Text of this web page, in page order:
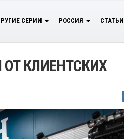
СЕРИИ РОССИЯ СТАТЬИ
КЛИЕНТСКИХ